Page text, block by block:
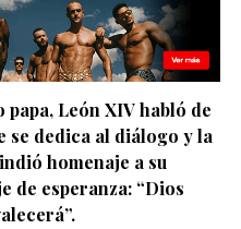
León XIV habló de
se dedica al diálogo y la
homenaje a su
de esperanza: “Dios